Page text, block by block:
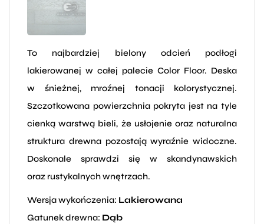
To najbardziej bielony odcień podłogi
lakierowanej w całej palecie Color Floor. Deska
w śnieżnej, mroźnej tonacji kolorystycznej.
Szczotkowana powierzchnia pokryta jest na tyle
cienką warstwą bieli, że usłojenie oraz naturalna
struktura drewna pozostają wyraźnie widoczne.
Doskonale sprawdzi się w skandynawskich
oraz rustykalnych wnętrzach.
Wersja wykończenia: Lakierowana
Gatunek drewna: Dąb